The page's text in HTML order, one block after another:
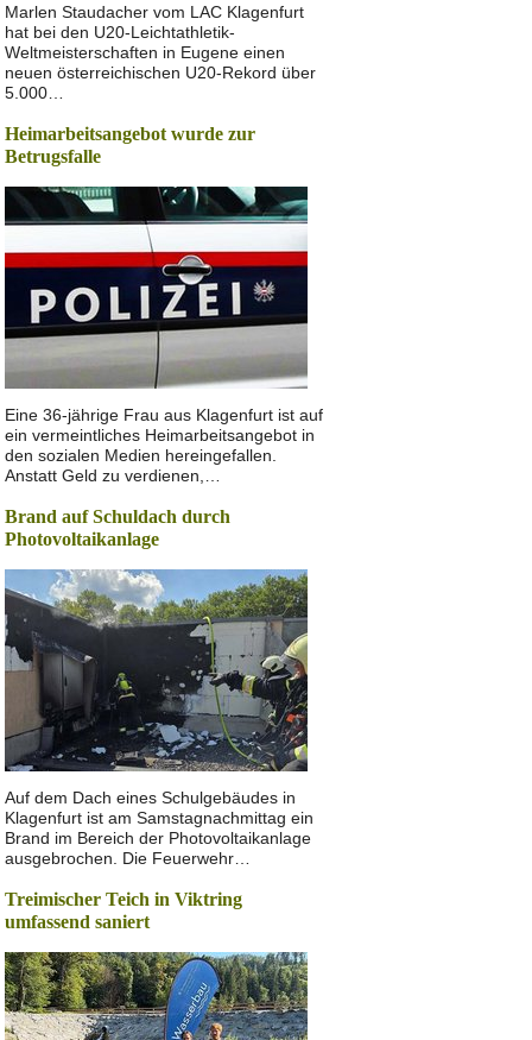
Marlen Staudacher vom LAC Klagenfurt
hat bei den U20-Leichtathletik-
Weltmeisterschaften in Eugene einen
neuen österreichischen U20-Rekord über
5.000…
Heimarbeitsangebot wurde zur
Betrugsfalle
Eine 36-jährige Frau aus Klagenfurt ist auf
ein vermeintliches Heimarbeitsangebot in
den sozialen Medien hereingefallen.
Anstatt Geld zu verdienen,…
Brand auf Schuldach durch
Photovoltaikanlage
Auf dem Dach eines Schulgebäudes in
Klagenfurt ist am Samstagnachmittag ein
Brand im Bereich der Photovoltaikanlage
ausgebrochen. Die Feuerwehr…
Treimischer Teich in Viktring
umfassend saniert